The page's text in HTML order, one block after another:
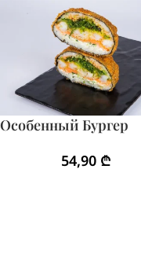
Особенный Бургер
54,90 ₾